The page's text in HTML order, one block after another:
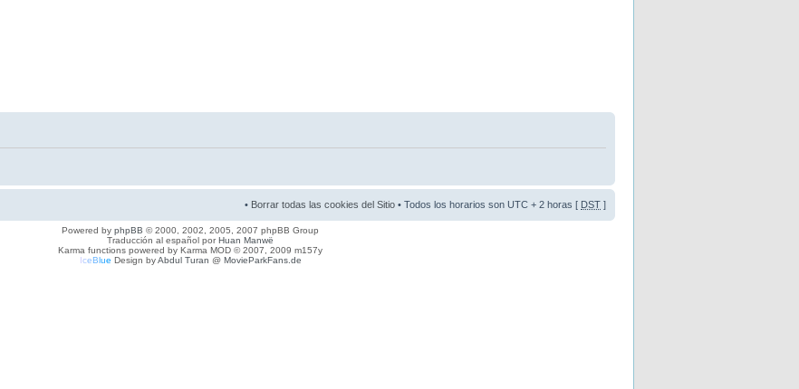
• Borrar todas las cookies del Sitio • Todos los horarios son UTC + 2 horas [ DST ]
Powered by phpBB © 2000, 2002, 2005, 2007 phpBB Group
Traducción al español porHuan Manwë
Karma functions powered by Karma MOD © 2007, 2009 m157y
IceBlue Design byAbdul Turan @ MovieParkFans.de